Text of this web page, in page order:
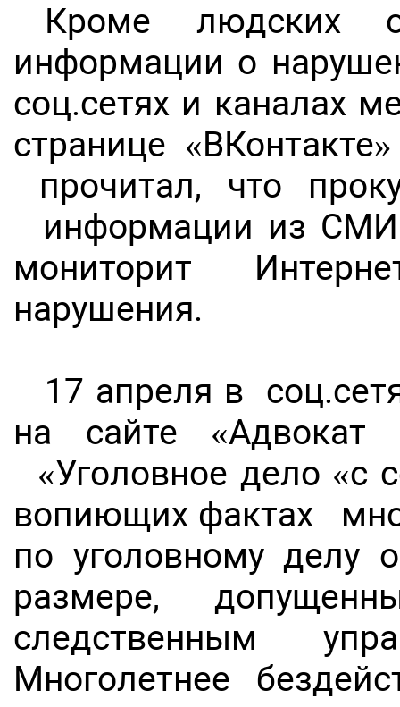
Кроме людских
информации о
соц.сетях и каналах
странице
прочитал, что
информации из СМИ.
мониторит
нарушения.
17 апреля в
на сайте
«Уголовное дело «с
вопиющих фактах
по уголовному делу
размере,
следственным
Многолетнее